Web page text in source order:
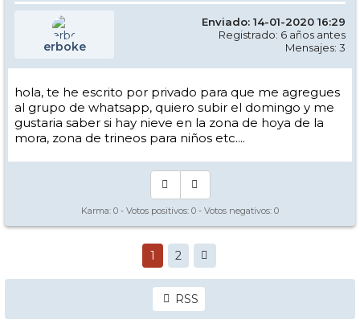
erboke
Enviado: 14-01-2020 16:29
Registrado: 6 años antes
Mensajes: 3
hola, te he escrito por privado para que me agregues
al grupo de whatsapp, quiero subir el domingo y me
gustaria saber si hay nieve en la zona de hoya de la
mora, zona de trineos para niños etc....
Karma: 0 - Votos positivos: 0 - Votos negativos: 0
1 2
RSS